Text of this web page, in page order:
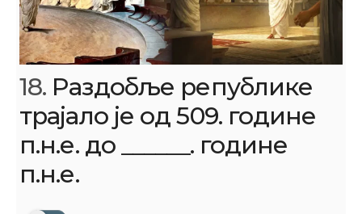
18. Раздобље републике
трајало је од 509. године
п.н.е. до ______. године
п.н.е.